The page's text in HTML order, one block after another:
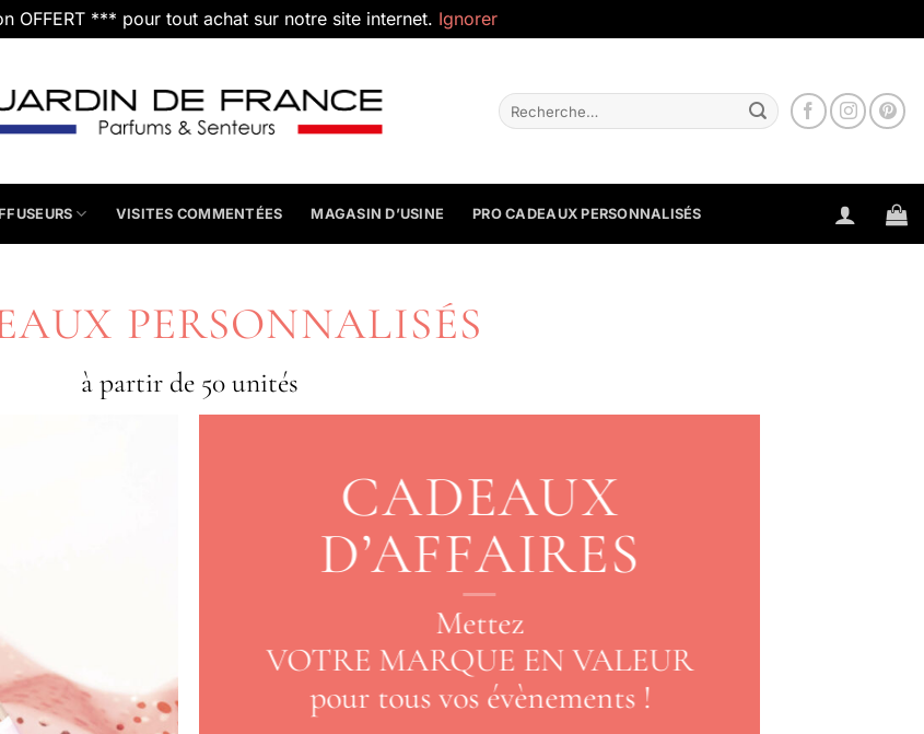
OFFERT *** pour tout achat sur notre site internet. Ignorer
Recherche
pour :
VISITES COMMENTÉES MAGASIN D’USINE PRO CADEAUX PERSONNALISÉS
PERSONNALISÉS
à partir de 50 unités
CADEAUX
D’AFFAIRES
Mettez
VOTRE MARQUE EN VALEUR
pour tous vos évènements !